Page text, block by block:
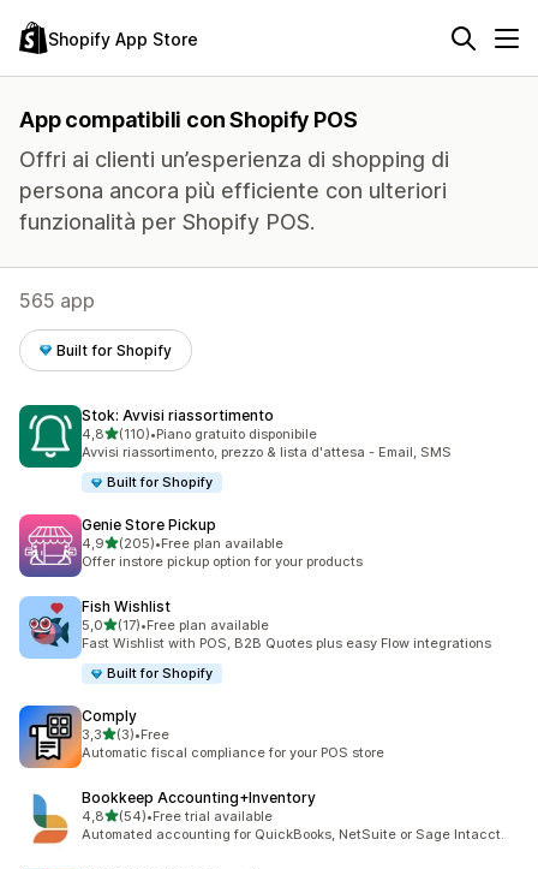
Shopify App Store
App compatibili con Shopify POS
Offri ai clienti un’esperienza di shopping di
persona ancora più efficiente con ulteriori
funzionalità per Shopify POS.
565 app
Built for Shopify
Stok: Avvisi riassortimento
4,8stelle su 5
(110)
110 recensioni totali
•Piano gratuito disponibile
Avvisi riassortimento, prezzo & lista d'attesa - Email, SMS
Built for Shopify
Genie Store Pickup
4,9stelle su 5
(205)
205 recensioni totali
•Free plan available
Offer instore pickup option for your products
Fish Wishlist
5,0stelle su 5
(17)
17 recensioni totali
•Free plan available
Fast Wishlist with POS, B2B Quotes plus easy Flow integrations
Built for Shopify
Comply
3,3stelle su 5
(3)
3 recensioni totali
•Free
Automatic fiscal compliance for your POS store
Bookkeep Accounting+Inventory
4,8stelle su 5
(54)
54 recensioni totali
•Free trial available
Automated accounting for QuickBooks, NetSuite or Sage Intacct.